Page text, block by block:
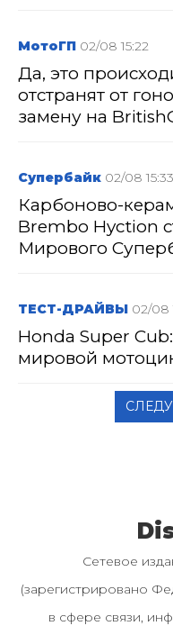
МотоГП 02/08 15:22
Да, это
отстранят от
замену на
Супербайк 02/08 15:33
Карбоново-
Brembo Hyction
Мирового
ТЕСТ-ДРАЙВЫ 02/08
Honda Super
мировой
Сетевое
(зарегистрировано
в сфере связи,